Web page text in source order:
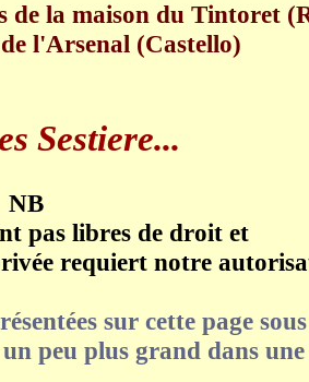
la maison du Tintoret
l'Arsenal (Castello)
Sestiere...
NB
pas libres de droit et
requiert notre
sur cette page
peu plus grand dans